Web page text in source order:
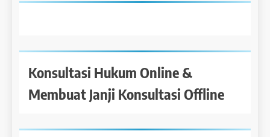
Konsultasi Hukum Online &
Membuat Janji Konsultasi Offline